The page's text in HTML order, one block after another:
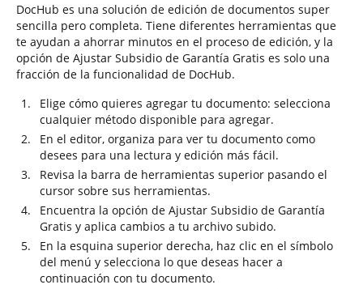
DocHub es una solución de edición de documentos super
sencilla pero completa. Tiene diferentes herramientas que
te ayudan a ahorrar minutos en el proceso de edición, y la
opción de Ajustar Subsidio de Garantía Gratis es solo una
fracción de la funcionalidad de DocHub.
Elige cómo quieres agregar tu documento: selecciona
cualquier método disponible para agregar.
En el editor, organiza para ver tu documento como
desees para una lectura y edición más fácil.
Revisa la barra de herramientas superior pasando el
cursor sobre sus herramientas.
Encuentra la opción de Ajustar Subsidio de Garantía
Gratis y aplica cambios a tu archivo subido.
En la esquina superior derecha, haz clic en el símbolo
del menú y selecciona lo que deseas hacer a
continuación con tu documento.